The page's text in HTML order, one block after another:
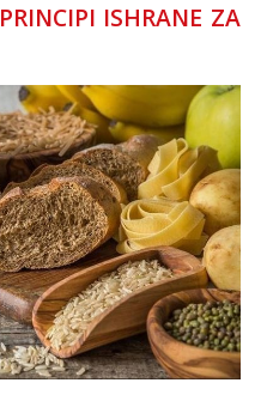
PRINCIPI ISHRANE ZA